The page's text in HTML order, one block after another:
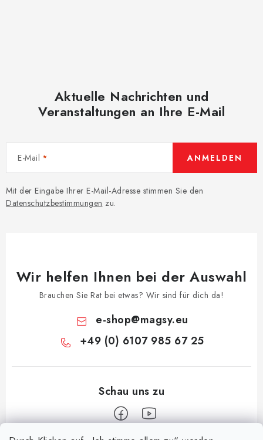
Aktuelle Nachrichten und
Veranstaltungen an Ihre E-Mail
E-Mail
Mit der Eingabe Ihrer E-Mail-Adresse stimmen Sie den
Datenschutzbestimmungen zu.
ANMELDEN
Wir helfen Ihnen bei der Auswahl
Brauchen Sie Rat bei etwas? Wir sind für dich da!
e-shop@magsy.eu
+49 (0) 6107 985 67 25